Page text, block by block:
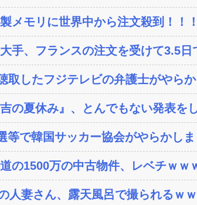
製メモリに世界中から注文殺到！！
大手、フランスの注文を受けて3.5
取したフジテレビの弁護士がやら
吉の夏休み』、とんでもない発表を
等で韓国サッカー協会がやらかし
道の1500万の中古物件、レベチｗｗ
人妻さん、露天風呂で撮られるｗ